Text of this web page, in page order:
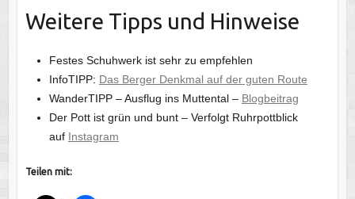
Weitere Tipps und Hinweise
Festes Schuhwerk ist sehr zu empfehlen
InfoTIPP: Das Berger Denkmal auf der guten Route
WanderTIPP – Ausflug ins Muttental – Blogbeitrag
Der Pott ist grün und bunt – Verfolgt Ruhrpottblick
auf Instagram
Teilen mit: